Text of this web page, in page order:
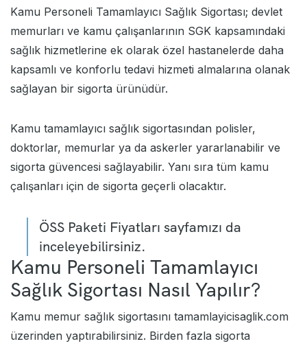
Kamu Personeli Tamamlayıcı Sağlık Sigortası; devlet
memurları ve kamu çalışanlarının SGK kapsamındaki
sağlık hizmetlerine ek olarak özel hastanelerde daha
kapsamlı ve konforlu tedavi hizmeti almalarına olanak
sağlayan bir sigorta ürünüdür.
Kamu tamamlayıcı sağlık sigortasından polisler,
doktorlar, memurlar ya da askerler yararlanabilir ve
sigorta güvencesi sağlayabilir. Yanı sıra tüm kamu
çalışanları için de sigorta geçerli olacaktır.
ÖSS Paketi Fiyatları sayfamızı da
inceleyebilirsiniz.
Kamu Personeli Tamamlayıcı
Sağlık Sigortası Nasıl Yapılır?
Kamu memur sağlık sigortasını tamamlayicisaglik.com
üzerinden yaptırabilirsiniz. Birden fazla sigorta